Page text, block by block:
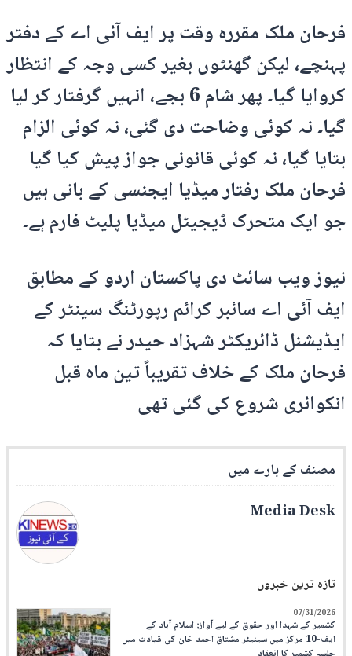
فرحان ملک مقررہ وقت پر ایف آئی اے کے دفتر
پہنچے، لیکن گھنٹوں بغیر کسی وجہ کے انتظار
کروایا گیا۔ پھر شام 6 بجے، انہیں گرفتار کر لیا
گیا۔ نہ کوئی وضاحت دی گئی، نہ کوئی الزام
بتایا گیا، نہ کوئی قانونی جواز پیش کیا گیا
فرحان ملک رفتار میڈیا ایجنسی کے بانی ہیں
جو ایک متحرک ڈیجیٹل میڈیا پلیٹ فارم ہے۔
نیوز ویب سائٹ دی پاکستان اردو کے مطابق
ایف آئی اے سائبر کرائم رپورٹنگ سینٹر کے
ایڈیشنل ڈائریکٹر شہزاد حیدر نے بتایا کہ
فرحان ملک کے خلاف تقریباً تین ماہ قبل
انکوائری شروع کی گئی تھی
مصنف کے بارے میں
Media Desk
تازہ ترین خبروں
07/31/2026
کشمیر کے شہدا اور حقوق کے لیے آواز: اسلام آباد کے
ایف-10 مرکز میں سینیٹر مشتاق احمد خان کی قیادت میں